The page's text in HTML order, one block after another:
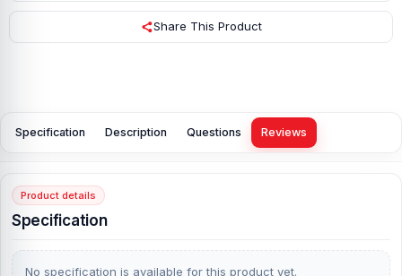
Share This Product
Specification Description Questions Reviews
Product details
Specification
No specification is available for this product yet.